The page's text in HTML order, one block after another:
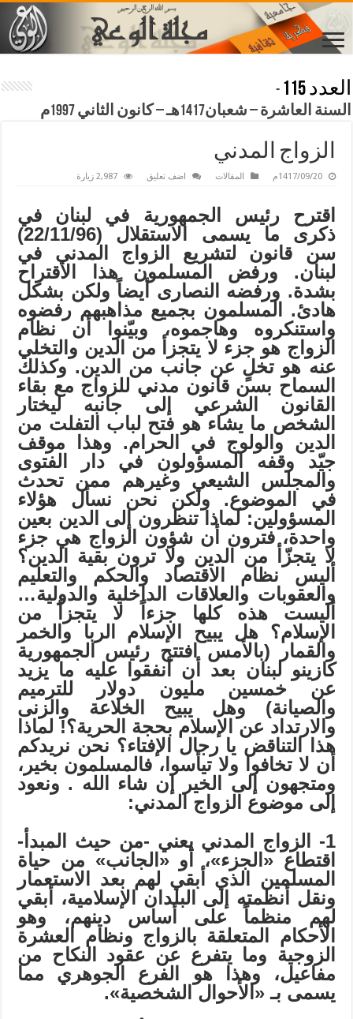
العدد 115
-
السنة العاشرة – شعبان1417هـ – كانون الثاني 1997م
الزواج المدني
1417/09/20م المقالات اضف تعليق 2,987 زيارة
اقترح رئيس الجمهورية في لبنان في
ذكرى ما يسمى الاستقلال (22/11/96)
سن قانون لتشريع الزواج المدني في
لبنان. ورفض المسلمون هذا الاقتراح
بشدة. ورفضه النصارى أيضاً ولكن بشكل
هادئ. المسلمون بجميع مذاهبهم رفضوه
واستنكروه وهاجموه، وبيّنوا أن نظام
الزواج هو جزء لا يتجزأ من الدين والتخلي
عنه هو تخلٍ عن جانب من الدين. وكذلك
السماح بسن قانون مدني للزواج مع بقاء
القانون الشرعي إلى جانبه ليختار
الشخص ما يشاء هو فتح لباب التفلت من
الدين والولوج في الحرام. وهذا موقف
جيّد وقفه المسؤولون في دار الفتوى
والمجلس الشيعي وغيرهم ممن تحدث
في الموضوع. ولكن نحن نسأل هؤلاء
المسؤولين: لماذا تنظرون إلى الدين بعين
واحدة، فترون أن شؤون الزواج هي جزء
لا يتجزّأ من الدين ولا ترون بقية الدين؟
أليس نظام الاقتصاد والحكم والتعليم
والعقوبات والعلاقات الداخلية والدولية…
أليست هذه كلها جزءاً لا يتجزأ من
الإسلام؟ هل يبيح الإسلام الربا والخمر
والقمار (بالأمس افتتح رئيس الجمهورية
كازينو لبنان بعد أن أنفقوا عليه ما يزيد
عن خمسين مليون دولار للترميم
والصيانة) وهل يبيح الخلاعة والزنى
والارتداد عن الإسلام بحجة الحرية؟! لماذا
هذا التناقض يا رجال الإفتاء؟ نحن نريدكم
أن لا تخافوا ولا تيأسوا، فالمسلمون بخير،
ومتجهون إلى الخير إن شاء الله . ونعود
إلى موضوع الزواج المدني:
1- الزواج المدني يعني -من حيث المبدأ-
اقتطاع «الجزء»، أو «الجانب» من حياة
المسلمين الذي أبقي لهم بعد الاستعمار
ونقل أنظمته إلى البلدان الإسلامية، أبقي
لهم منظماً على أساس دينهم، وهو
الأحكام المتعلقة بالزواج ونظام العشرة
الزوجية وما يتفرع عن عقود النكاح من
مفاعيل، وهذا هو الفرع الجوهري مما
يسمى بـ «الأحوال الشخصية».